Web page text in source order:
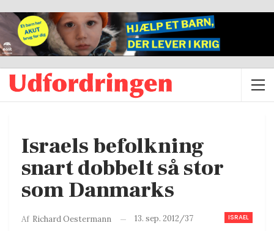
Israels befolkning
snart dobbelt så stor
som Danmarks
ISRAEL
Af Richard Oestermann 13. sep. 2012/37